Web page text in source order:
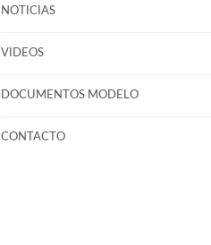
NOTICIAS
VIDEOS
DOCUMENTOS MODELO
CONTACTO